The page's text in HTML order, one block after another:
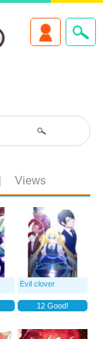
Views
Evil clover
12Good!